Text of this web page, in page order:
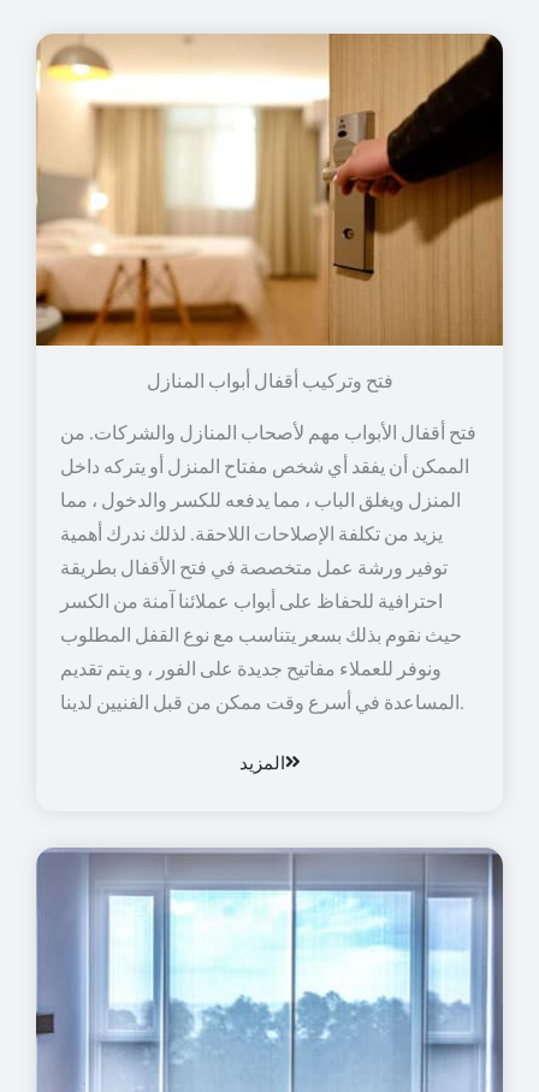
فتح وتركيب أقفال أبواب المنازل
فتح أقفال الأبواب مهم لأصحاب المنازل والشركات. من
الممكن أن يفقد أي شخص مفتاح المنزل أو يتركه داخل
المنزل ويغلق الباب ، مما يدفعه للكسر والدخول ، مما
يزيد من تكلفة الإصلاحات اللاحقة. لذلك ندرك أهمية
توفير ورشة عمل متخصصة في فتح الأقفال بطريقة
احترافية للحفاظ على أبواب عملائنا آمنة من الكسر
حيث نقوم بذلك بسعر يتناسب مع نوع القفل المطلوب
ونوفر للعملاء مفاتيح جديدة على الفور ، و يتم تقديم
المساعدة في أسرع وقت ممكن من قبل الفنيين لدينا.
المزيد